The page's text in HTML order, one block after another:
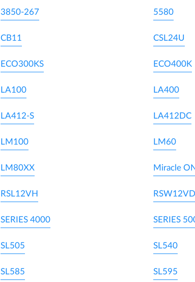
3850-267 5580
CB11 CSL24U
ECO300KS ECO400K
LA100 LA400
LA412-S LA412DC
LM100 LM60
LM80XX Miracle
RSL12VH
SERIES 4000 SERIES
SL505 SL540
SL585 SL595